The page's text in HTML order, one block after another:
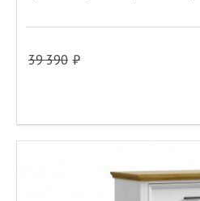
39 390